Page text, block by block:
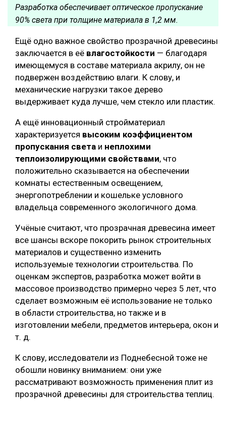
Разработка обеспечивает оптическое пропускание
90% света при толщине материала в 1,2 мм.
Ещё одно важное свойство прозрачной древесины
заключается в её влагостойкости — благодаря
имеющемуся в составе материала акрилу, он не
подвержен воздействию влаги. К слову, и
механические нагрузки такое дерево
выдерживает куда лучше, чем стекло или пластик.
А ещё инновационный стройматериал
характеризуется высоким коэффициентом
пропускания света и неплохими
теплоизолирующими свойствами, что
положительно сказывается на обеспечении
комнаты естественным освещением,
энергопотреблении и кошельке условного
владельца современного экологичного дома.
Учёные считают, что прозрачная древесина имеет
все шансы вскоре покорить рынок строительных
материалов и существенно изменить
используемые технологии строительства. По
оценкам экспертов, разработка может войти в
массовое производство примерно через 5 лет, что
сделает возможным её использование не только
в области строительства, но также и в
изготовлении мебели, предметов интерьера, окон и
т. д.
К слову, исследователи из Поднебесной тоже не
обошли новинку вниманием: они уже
рассматривают возможность применения плит из
прозрачной древесины для строительства теплиц.